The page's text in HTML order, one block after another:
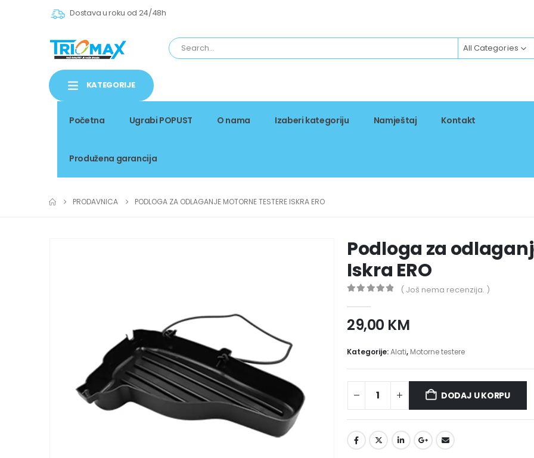
Dostava u roku od 24/48h
All Categories
KATEGORIJE
Početna Ugrabi POPUST O nama Izaberi kategoriju Namještaj Kontakt
Produžena garancija
PRODAVNICA PODLOGA ZA ODLAGANJE MOTORNE TESTERE ISKRA ERO
Podloga za
Iskra ERO
( Još nema recenzija. )
29,00 KM
Kategorije:Alati, Motorne testere
DODAJ U KORPU